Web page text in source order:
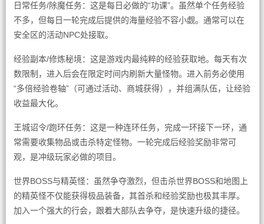
日常任务/除魔任务：这是每日必做的“功课”。虽然单个任务经验
不多，但每日一轮完成后提供的海量经验不容小觑。通常可以在
安全区的活动NPC处接取。
经验副本/修炼秘境：这是游戏内最纯粹的经验获取地。每天有次
数限制，进入后会在限定时间内刷新大量怪物。进入前务必使用
“多倍经验卷轴”（可通过活动、商城获得），并组满队伍，让经验
收益最大化。
王城诏令/跑环任务：这是一种连环任务，完成一环接下一环，通
常需要收集物品或击杀特定怪物。一轮完成后经验奖励非常可
观，是冲级玩家必做的项目。
世界BOSS与精英怪：虽然争夺激烈，但击杀世界BOSS和地图上
的精英怪不仅能获得极品装备，其首杀和经验奖励也极其丰厚。
加入一个强大的行会，跟着大部队去争夺，是快速升级的捷径。